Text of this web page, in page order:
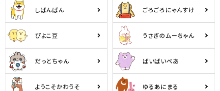
しばんばん ごろごろにゃんすけ
ぴよこ豆 うさぎのムーちゃん
だっとちゃん ばいばいべあ
ようこそかわうそ ゆるあにまる